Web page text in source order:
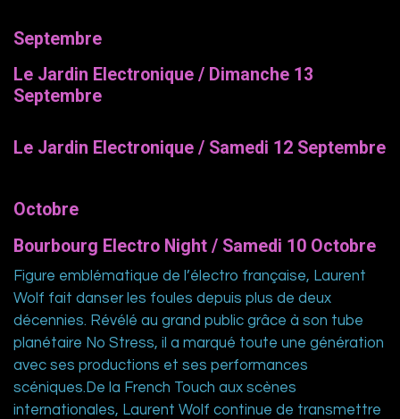
Septembre
Le Jardin Electronique / Dimanche 13
Septembre
Le Jardin Electronique / Samedi 12 Septembre
Octobre
Bourbourg Electro Night / Samedi 10 Octobre
Figure emblématique de l’électro française, Laurent
Wolf fait danser les foules depuis plus de deux
décennies. Révélé au grand public grâce à son tube
planétaire No Stress, il a marqué toute une génération
avec ses productions et ses performances
scéniques.De la French Touch aux scènes
internationales, Laurent Wolf continue de transmettre